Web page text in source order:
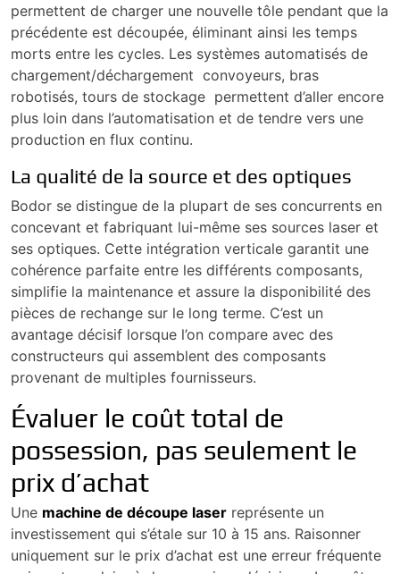
permettent de charger une nouvelle tôle pendant que la
précédente est découpée, éliminant ainsi les temps
morts entre les cycles. Les systèmes automatisés de
chargement/déchargement convoyeurs, bras
robotisés, tours de stockage permettent d’aller encore
plus loin dans l’automatisation et de tendre vers une
production en flux continu.
La qualité de la source et des optiques
Bodor se distingue de la plupart de ses concurrents en
concevant et fabriquant lui-même ses sources laser et
ses optiques. Cette intégration verticale garantit une
cohérence parfaite entre les différents composants,
simplifie la maintenance et assure la disponibilité des
pièces de rechange sur le long terme. C’est un
avantage décisif lorsque l’on compare avec des
constructeurs qui assemblent des composants
provenant de multiples fournisseurs.
Évaluer le coût total de
possession, pas seulement le
prix d’achat
Une machine de découpe laser représente un
investissement qui s’étale sur 10 à 15 ans. Raisonner
uniquement sur le prix d’achat est une erreur fréquente